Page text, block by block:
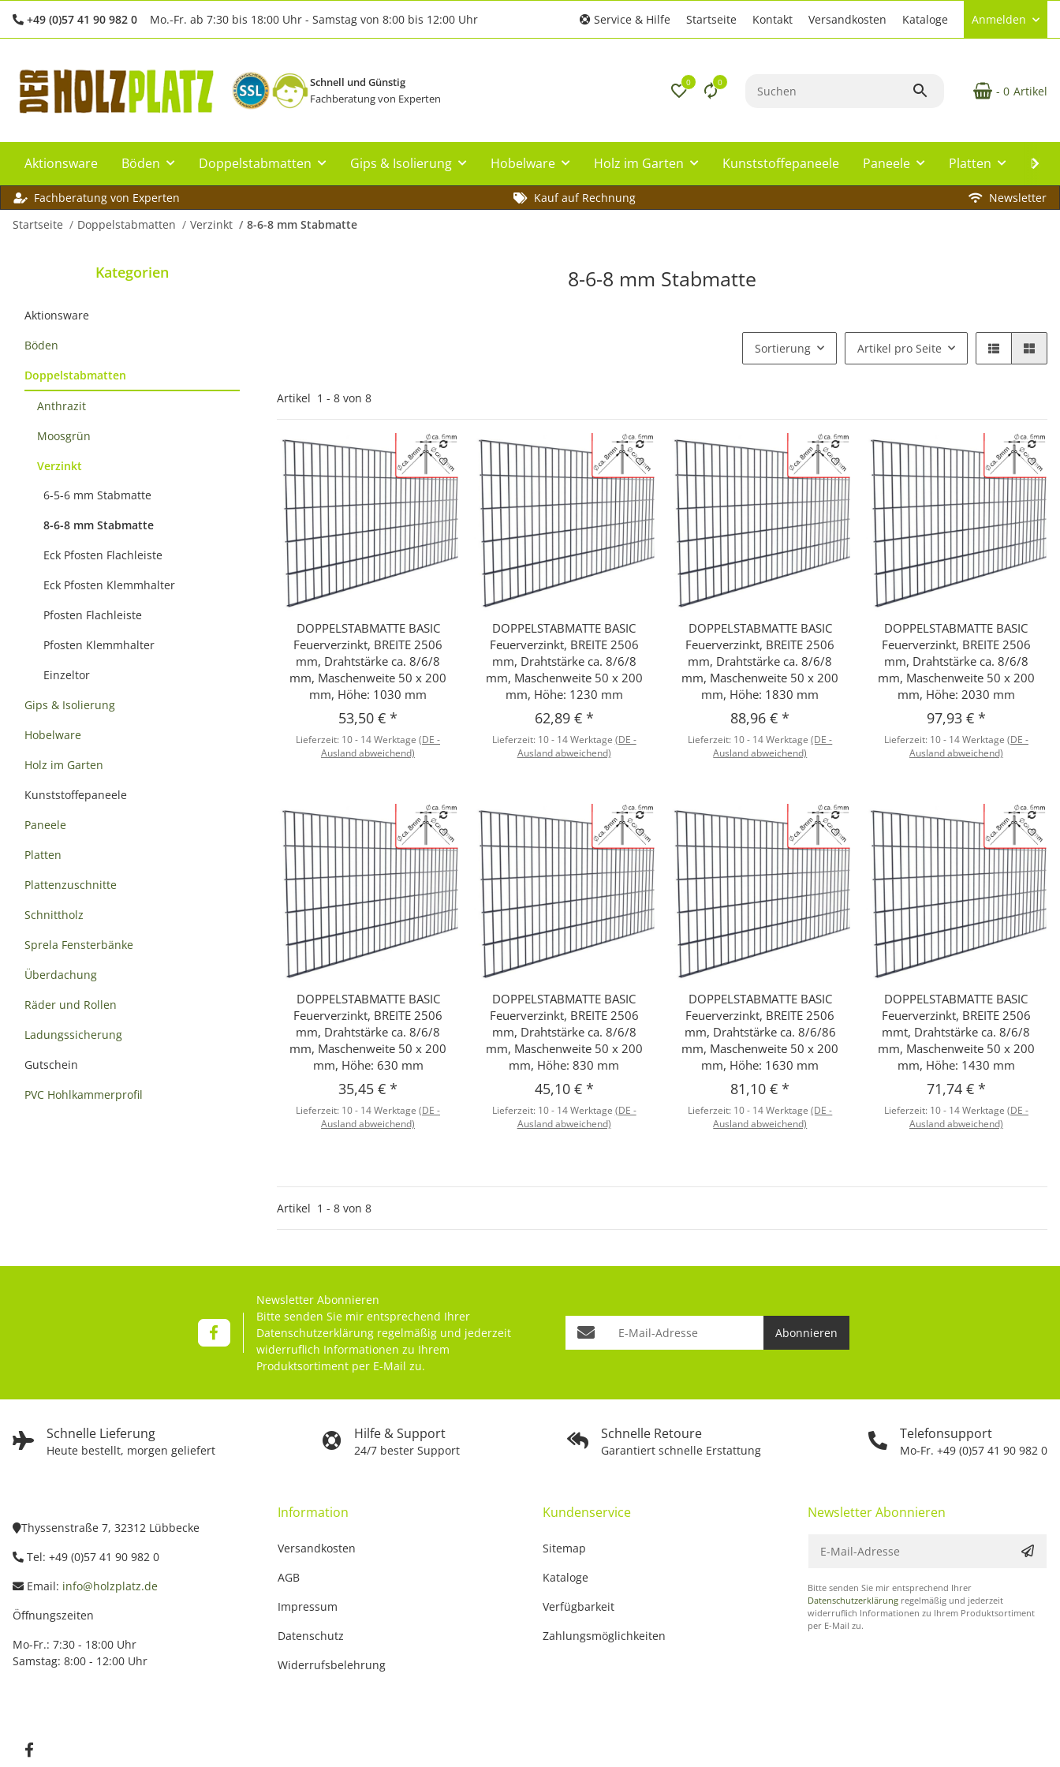
+49 (0)57 41 90 982 0 Mo.-Fr. ab 7:30 bis 18:00 Uhr - Samstag von 8:00 bis 12:00 Uhr Service & Hilfe Startseite Kontakt Versandkosten Kataloge Anmelden
Schnell und Günstig
Fachberatung von Experten
0 0
- 0 Artikel
Aktionsware Böden Doppelstabmatten Gips & Isolierung Hobelware Holz im Garten Kunststoffepaneele Paneele Platten
Fachberatung von Experten Kauf auf Rechnung
Newsletter
Startseite
Doppelstabmatten Verzinkt 8-6-8 mm Stabmatte
8-6-8 mm Stabmatte
Sortierung Artikel pro Seite
Artikel 1 - 8 von 8
Schnellkauf
DOPPELSTABMATTE BASIC
Feuerverzinkt, BREITE 2506
mm, Drahtstärke ca. 8/6/8
mm, Maschenweite 50 x 200
mm, Höhe: 1030 mm
53,50 €*
Lieferzeit: 10 - 14 Werktage(DE -
Ausland abweichend)
Schnellkauf
DOPPELSTABMATTE BASIC
Feuerverzinkt, BREITE 2506
mm, Drahtstärke ca. 8/6/8
mm, Maschenweite 50 x 200
mm, Höhe: 1230 mm
62,89 € *
Lieferzeit: 10 - 14 Werktage (DE -
Ausland abweichend)
Schnellkauf
DOPPELSTABMATTE BASIC
Feuerverzinkt, BREITE 2506
mm, Drahtstärke ca. 8/6/8
mm, Maschenweite 50 x 200
mm, Höhe: 1830 mm
88,96 €*
Lieferzeit: 10 - 14 Werktage(DE -
Ausland abweichend)
Schnellkauf
DOPPELSTABMATTE BASIC
Feuerverzinkt, BREITE 2506
mm, Drahtstärke ca. 8/6/8
mm, Maschenweite 50 x 200
mm, Höhe: 2030 mm
97,93 € *
Lieferzeit: 10 - 14 Werktage (DE -
Ausland abweichend)
Schnellkauf
DOPPELSTABMATTE BASIC
Feuerverzinkt, BREITE 2506
mm, Drahtstärke ca. 8/6/8
mm, Maschenweite 50 x 200
mm, Höhe: 630 mm
35,45 €*
Lieferzeit: 10 - 14 Werktage(DE -
Ausland abweichend)
Schnellkauf
DOPPELSTABMATTE BASIC
Feuerverzinkt, BREITE 2506
mm, Drahtstärke ca. 8/6/8
mm, Maschenweite 50 x 200
mm, Höhe: 830 mm
45,10 € *
Lieferzeit: 10 - 14 Werktage (DE -
Ausland abweichend)
Schnellkauf
DOPPELSTABMATTE BASIC
Feuerverzinkt, BREITE 2506
mm, Drahtstärke ca. 8/6/86
mm, Maschenweite 50 x 200
mm, Höhe: 1630 mm
81,10 €*
Lieferzeit: 10 - 14 Werktage(DE -
Ausland abweichend)
Schnellkauf
DOPPELSTABMATTE BASIC
Feuerverzinkt, BREITE 2506
mmt, Drahtstärke ca. 8/6/8
mm, Maschenweite 50 x 200
mm, Höhe: 1430 mm
71,74 € *
Lieferzeit: 10 - 14 Werktage (DE -
Ausland abweichend)
Artikel 1 - 8 von 8
Kategorien
Aktionsware
Böden
Doppelstabmatten
Anthrazit
Moosgrün
Verzinkt
6-5-6 mm Stabmatte
8-6-8 mm Stabmatte
Eck Pfosten Flachleiste
Eck Pfosten Klemmhalter
Pfosten Flachleiste
Pfosten Klemmhalter
Einzeltor
Gips & Isolierung
Hobelware
Holz im Garten
Kunststoffepaneele
Paneele
Platten
Plattenzuschnitte
Schnittholz
Sprela Fensterbänke
Überdachung
Räder und Rollen
Ladungssicherung
Gutschein
PVC Hohlkammerprofil
Schnelle Lieferung
Heute bestellt, morgen geliefert
Hilfe & Support
24/7 bester Support
Schnelle Retoure
Garantiert schnelle Erstattung
Telefonsupport
Mo-Fr. +49 (0)57 41 90 982 0
Newsletter Abonnieren
Bitte senden Sie mir entsprechend Ihrer
Datenschutzerklärung regelmäßig und jederzeit
widerruflich Informationen zu Ihrem
Produktsortiment per E-Mail zu.
Abonnieren
Thyssenstraße 7, 32312 Lübbecke
Tel: +49 (0)57 41 90 982 0
Email: info@holzplatz.de
Öffnungszeiten
Mo-Fr.: 7:30 - 18:00 Uhr
Samstag: 8:00 - 12:00 Uhr
Information
Versandkosten
AGB
Impressum
Datenschutz
Widerrufsbelehrung
Kundenservice
Sitemap
Kataloge
Verfügbarkeit
Zahlungsmöglichkeiten
Newsletter Abonnieren
Bitte senden Sie mir entsprechend Ihrer
Datenschutzerklärung regelmäßig und jederzeit
widerruflich Informationen zu Ihrem Produktsortiment
per E-Mail zu.